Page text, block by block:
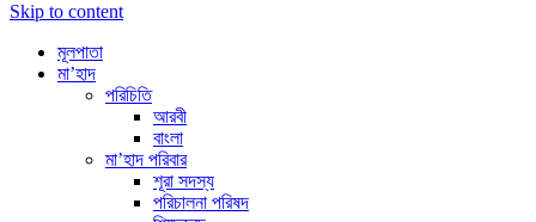
Skip to content
মূলপাতা
মা’হাদ
পরিচিতি
আরবী
বাংলা
মা’হাদ পরিবার
শূরা সদস্য
পরিচালনা পরিষদ